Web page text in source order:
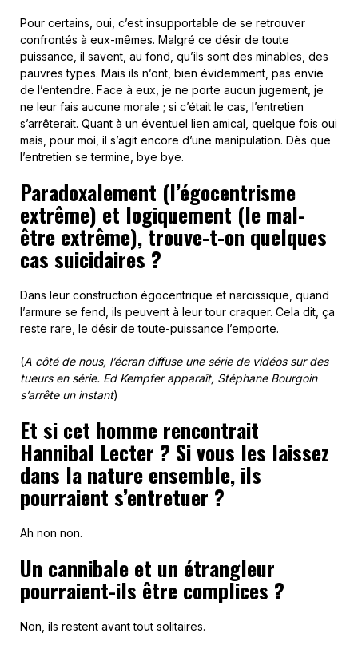
Pour certains, oui, c’est insupportable de se retrouver
confrontés à eux-mêmes. Malgré ce désir de toute
puissance, il savent, au fond, qu’ils sont des minables, des
pauvres types. Mais ils n’ont, bien évidemment, pas envie
de l’entendre. Face à eux, je ne porte aucun jugement, je
ne leur fais aucune morale ; si c’était le cas, l’entretien
s’arrêterait. Quant à un éventuel lien amical, quelque fois oui
mais, pour moi, il s’agit encore d’une manipulation. Dès que
l’entretien se termine, bye bye.
Paradoxalement (l’égocentrisme
extrême) et logiquement (le mal-
être extrême), trouve-t-on quelques
cas suicidaires ?
Dans leur construction égocentrique et narcissique, quand
l’armure se fend, ils peuvent à leur tour craquer. Cela dit, ça
reste rare, le désir de toute-puissance l’emporte.
(A côté de nous, l’écran diffuse une série de vidéos sur des
tueurs en série. Ed Kempfer apparaît, Stéphane Bourgoin
s’arrête un instant)
Et si cet homme rencontrait
Hannibal Lecter ? Si vous les laissez
dans la nature ensemble, ils
pourraient s’entretuer ?
Ah non non.
Un cannibale et un étrangleur
pourraient-ils être complices ?
Non, ils restent avant tout solitaires.